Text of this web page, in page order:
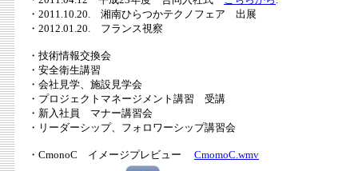
・2011.10.20. 湘南ひらつかテクノフェア 出展
・2012.01.20. フランス視察
・技術情報交換会
・安全衛生講習
・会社見学、施設見学会
・プロジェクトマネージメント講習 受講
・新入社員 マナー講習会
・リーダーシップ、フォロワーシップ講習会
・CmonoC イメージプレビュー CmomoC.wmv